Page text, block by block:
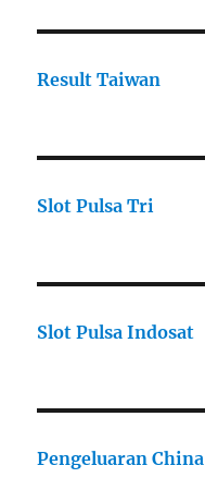
Result Taiwan
Slot Pulsa Tri
Slot Pulsa Indosat
Pengeluaran China